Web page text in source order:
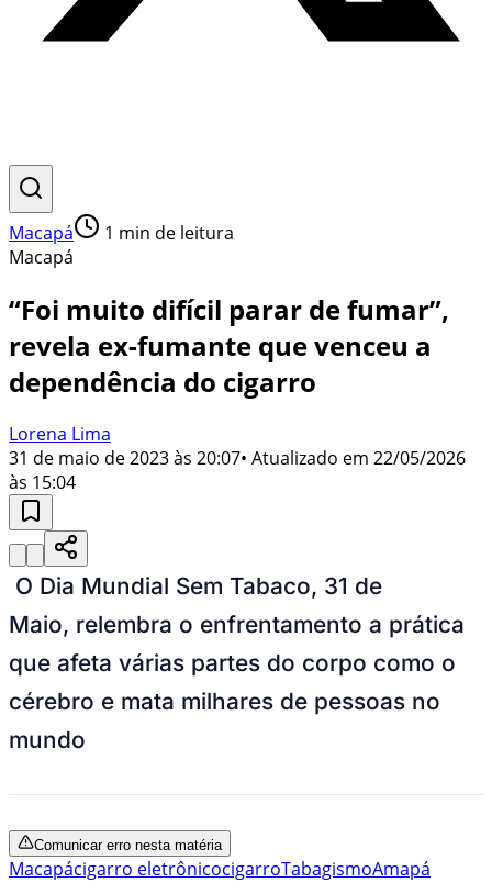
Macapá 1 min de leitura
Macapá
“Foi muito difícil parar de fumar”,
revela ex-fumante que venceu a
dependência do cigarro
Lorena Lima
31 de maio de 2023 às 20:07• Atualizado em 22/05/2026
às 15:04
O Dia Mundial Sem Tabaco, 31 de
Maio, relembra o enfrentamento a prática
que afeta várias partes do corpo como o
cérebro e mata milhares de pessoas no
mundo
Comunicar erro nesta matéria
Macapácigarro eletrônicocigarroTabagismoAmapá